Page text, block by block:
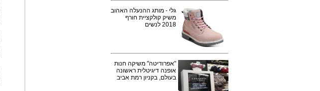
גלי - מותג ההנעלה האהוב
משיק קולקציית חורף
2018 לנשים
"אפרודיטה" משיקה חנות
אופנה דיגיטלית ראשונה
בעולם, בקניון רמת אביב